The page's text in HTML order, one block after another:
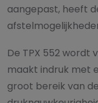
aangepast, heeft
De TPX 552 wordt
maakt indruk met
groot bereik van